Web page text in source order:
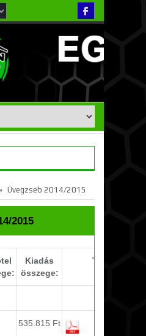
Üvegzseb 2014/2015
2015
Kiadás
összege:
Tétel:
535.815 Ft